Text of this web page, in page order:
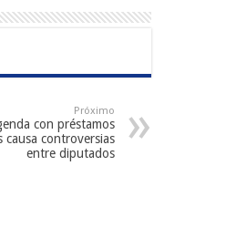
Próximo
con préstamos
causa controversias
entre diputados